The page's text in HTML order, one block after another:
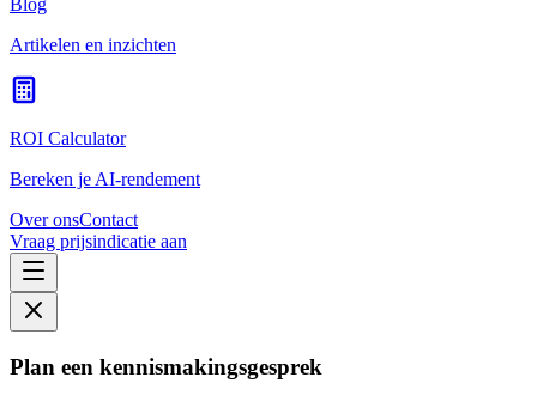
Blog
Artikelen en inzichten
ROI Calculator
Bereken je AI-rendement
Over onsContact
Vraag prijsindicatie aan
Plan een kennismakingsgesprek